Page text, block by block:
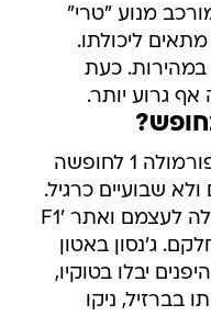
של כ-15 קמ"ש במהירות. כעת
גרוע יותר.
שבועיים כרגיל.
הנהגים מנצלים את הפגרה הקלה לעצמם ואתר 'F1
ג'נסון באטון
יבלו בטוקיו,
בברזיל, ניקו
הדון ז'ואן שלו
נאקג'ימה יסע